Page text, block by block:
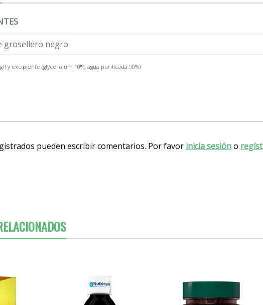
grosellero negro
l y excipiente (glycerolum 10%, agua purificada 90%).
pueden escribir comentarios. Por favor inicia sesióno